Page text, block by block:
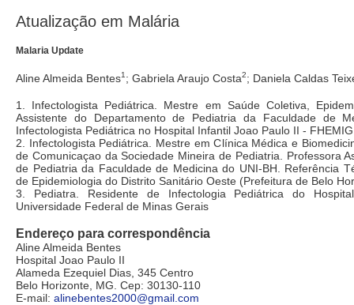
Atualização em Malária
Malaria Update
Aline Almeida Bentes1 ; Gabriela Araujo Costa2; Daniela Caldas
1. Infectologista Pediátrica. Mestre em Saúde Coletiva,
Assistente do Departamento de Pediatria da Faculdade de
Infectologista Pediátrica no Hospital Infantil Joao Paulo II - FHEMIG
2. Infectologista Pediátrica. Mestre em Clínica Médica e
de Comunicaçao da Sociedade Mineira de Pediatria. Professora
de Pediatria da Faculdade de Medicina do UNI-BH. Referência
de Epidemiologia do Distrito Sanitário Oeste (Prefeitura de Belo
3. Pediatra. Residente de Infectologia Pediátrica do
Universidade Federal de Minas Gerais
Endereço para correspondência
Aline Almeida Bentes
Hospital Joao Paulo II
Alameda Ezequiel Dias, 345 Centro
Belo Horizonte, MG. Cep: 30130-110
E-mail: alinebentes2000@gmail.com